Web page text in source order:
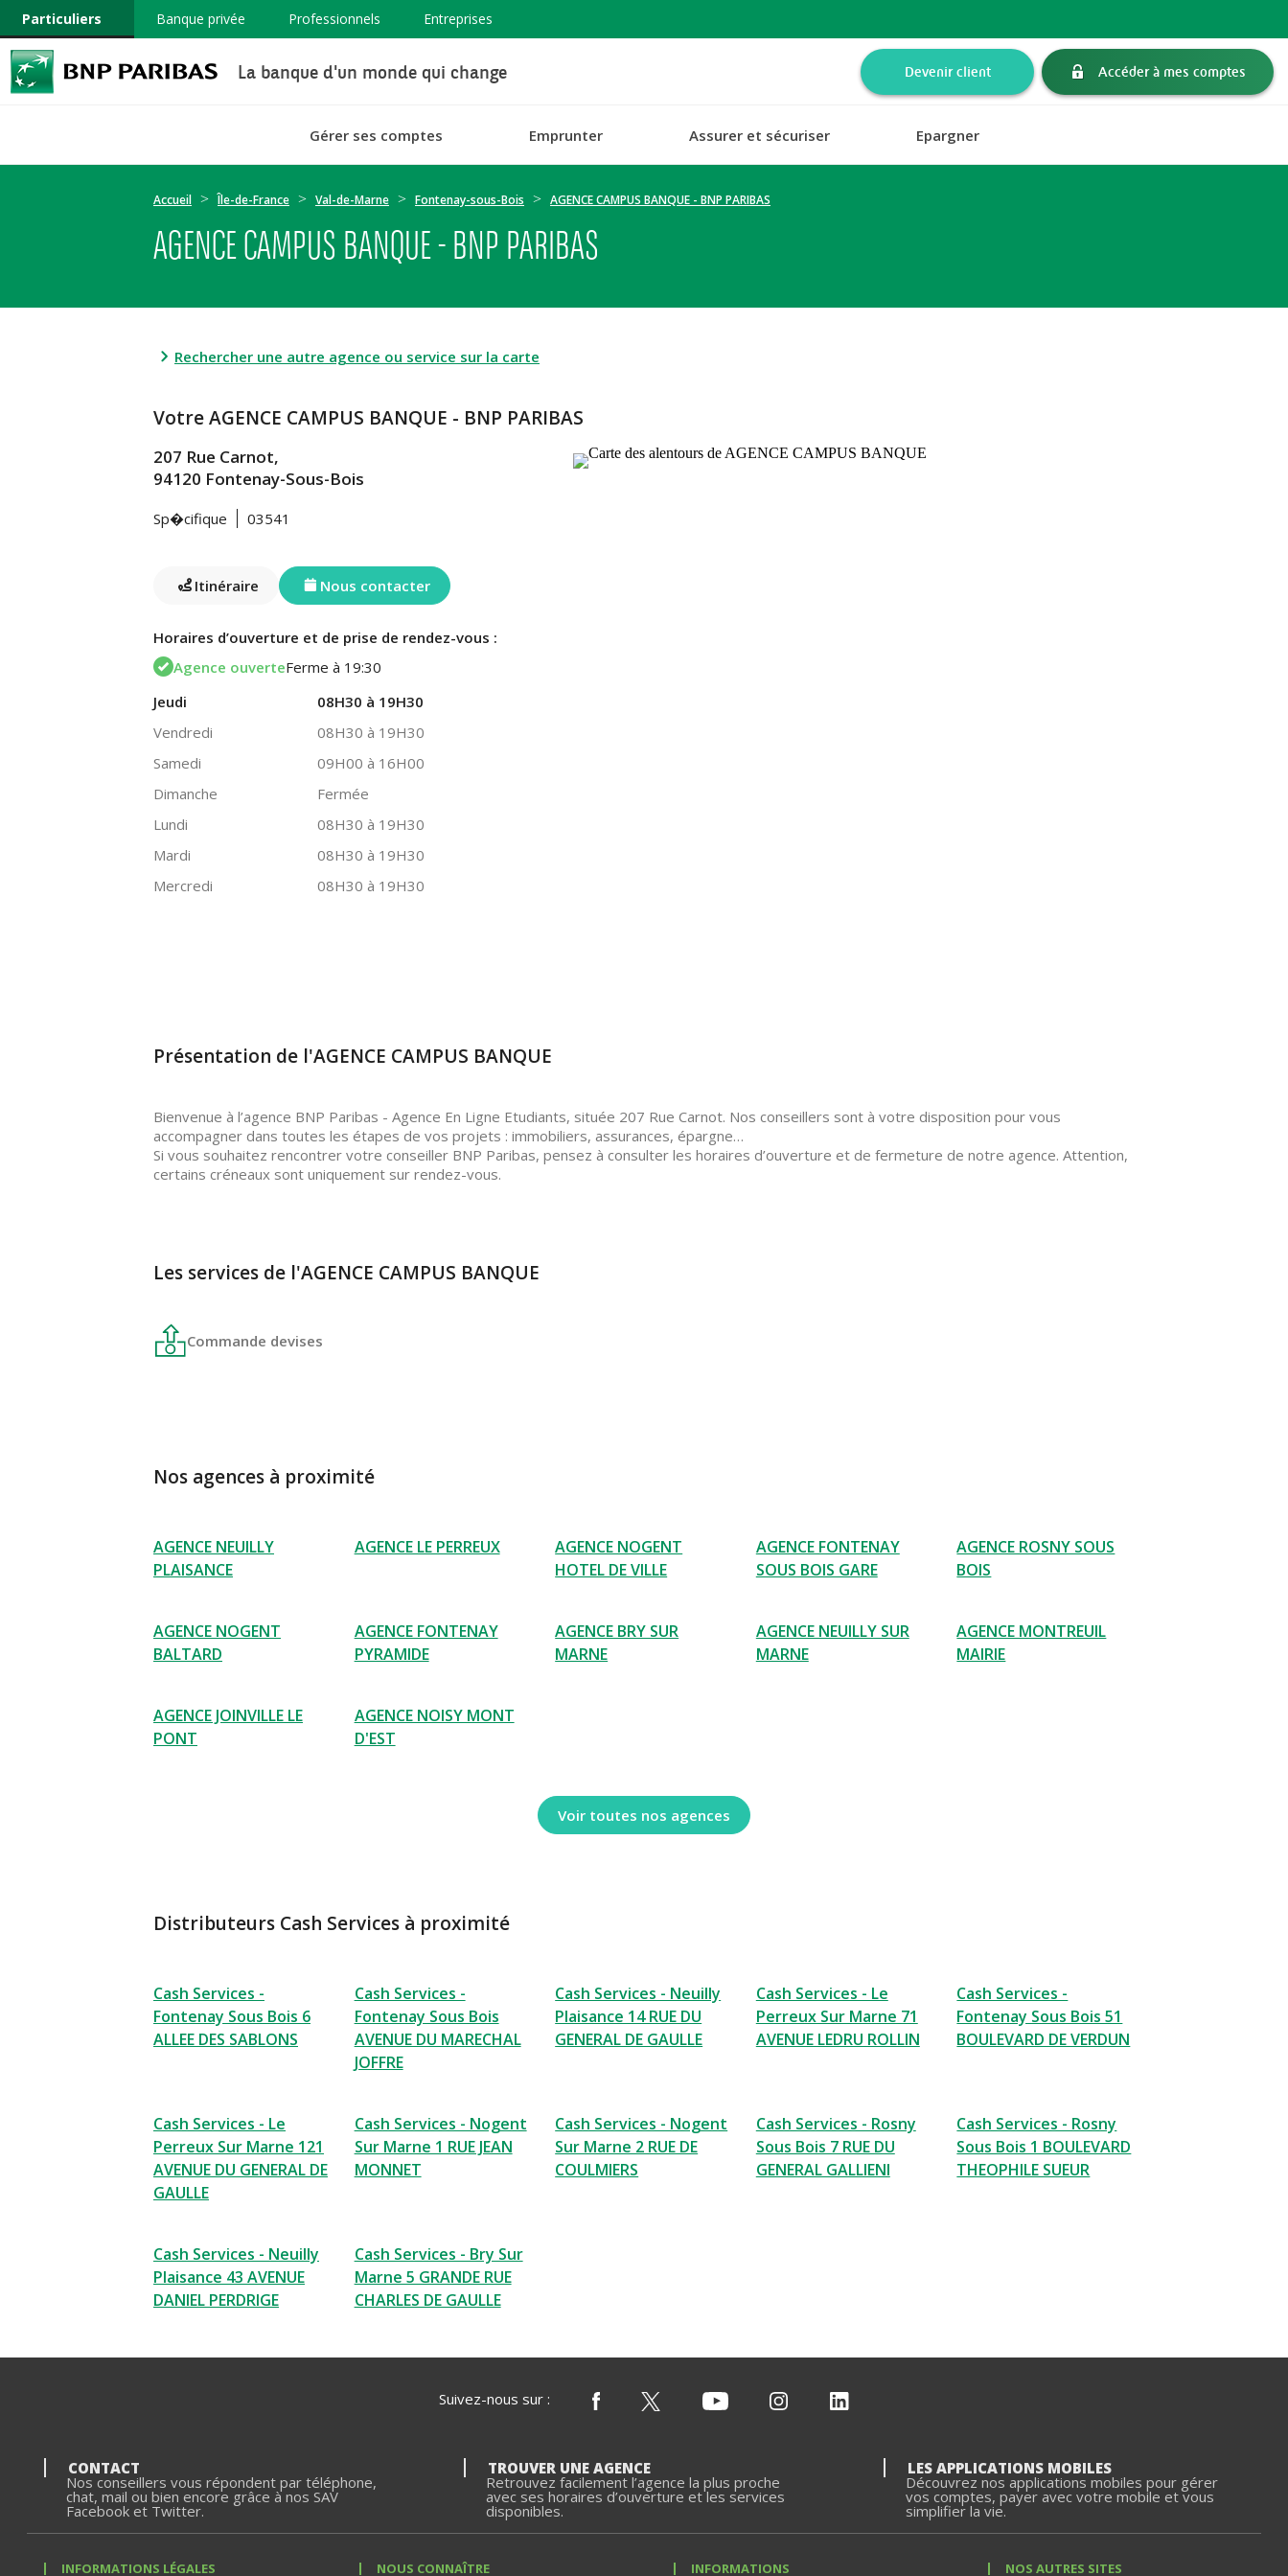
Particuliers Banque privée Professionnels Entreprises
La banque d'un monde qui change Devenir client Accéder à mes comptes
Gérer ses comptes Emprunter Assurer et sécuriser Epargner
Accueil Île-de-France Val-de-Marne Fontenay-sous-Bois AGENCE CAMPUS BANQUE - BNP PARIBAS
AGENCE CAMPUS BANQUE - BNP PARIBAS
Rechercher une autre agence ou service sur la carte
Votre AGENCE CAMPUS BANQUE - BNP PARIBAS
207 Rue Carnot,
94120 Fontenay-Sous-Bois
Sp�cifique 03541
Itinéraire Nous contacter
Horaires d’ouverture et de prise de rendez-vous :
Agence ouverteFerme à 19:30
Jeudi
08H30 à 19H30
Vendredi
08H30 à 19H30
Samedi
09H00 à 16H00
Dimanche
Fermée
Lundi
08H30 à 19H30
Mardi
08H30 à 19H30
Mercredi
08H30 à 19H30
Présentation de l'AGENCE CAMPUS BANQUE
Bienvenue à l’agence BNP Paribas - Agence En Ligne Etudiants, située 207 Rue Carnot. Nos conseillers sont à votre disposition pour vous
accompagner dans toutes les étapes de vos projets : immobiliers, assurances, épargne…
Si vous souhaitez rencontrer votre conseiller BNP Paribas, pensez à consulter les horaires d’ouverture et de fermeture de notre agence. Attention,
certains créneaux sont uniquement sur rendez-vous.
Les services de l'AGENCE CAMPUS BANQUE
Commande devises
Nos agences à proximité
AGENCE NEUILLY
PLAISANCE
AGENCE LE PERREUX
AGENCE NOGENT
HOTEL DE VILLE
AGENCE FONTENAY
SOUS BOIS GARE
AGENCE ROSNY SOUS
BOIS
AGENCE NOGENT
BALTARD
AGENCE FONTENAY
PYRAMIDE
AGENCE BRY SUR
MARNE
AGENCE NEUILLY SUR
MARNE
AGENCE MONTREUIL
MAIRIE
AGENCE JOINVILLE LE
PONT
AGENCE NOISY MONT
D'EST
Voir toutes nos agences
Distributeurs Cash Services à proximité
Cash Services -
Fontenay Sous Bois 6
ALLEE DES SABLONS
Cash Services -
Fontenay Sous Bois
AVENUE DU MARECHAL
JOFFRE
Cash Services - Neuilly
Plaisance 14 RUE DU
GENERAL DE GAULLE
Cash Services - Le
Perreux Sur Marne 71
AVENUE LEDRU ROLLIN
Cash Services -
Fontenay Sous Bois 51
BOULEVARD DE VERDUN
Cash Services - Le
Perreux Sur Marne 121
AVENUE DU GENERAL DE
GAULLE
Cash Services - Nogent
Sur Marne 1 RUE JEAN
MONNET
Cash Services - Nogent
Sur Marne 2 RUE DE
COULMIERS
Cash Services - Rosny
Sous Bois 7 RUE DU
GENERAL GALLIENI
Cash Services - Rosny
Sous Bois 1 BOULEVARD
THEOPHILE SUEUR
Cash Services - Neuilly
Plaisance 43 AVENUE
DANIEL PERDRIGE
Cash Services - Bry Sur
Marne 5 GRANDE RUE
CHARLES DE GAULLE
Suivez-nous sur :
CONTACT
Nos conseillers vous répondent par téléphone,
chat, mail ou bien encore grâce à nos SAV
Facebook et Twitter.
TROUVER UNE AGENCE
Retrouvez facilement l’agence la plus proche
avec ses horaires d’ouverture et les services
disponibles.
LES APPLICATIONS MOBILES
Découvrez nos applications mobiles pour gérer
vos comptes, payer avec votre mobile et vous
simplifier la vie.
INFORMATIONS LÉGALES NOUS CONNAÎTRE INFORMATIONS NOS AUTRES SITES